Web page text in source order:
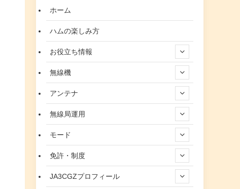
ホーム
ハムの楽しみ方
お役立ち情報
無線機
アンテナ
無線局運用
モード
免許・制度
JA3CGZプロフィール